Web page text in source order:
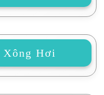
Xông Hơi